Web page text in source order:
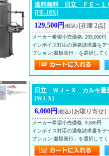
送料無料 日立 ＦＥ－
[FE-10X]
129,500円(税込) [在庫 2点]
メーカー希望小売価格: 209,000円
インボイス対応の適格請求書を
プション:書類発行」を選択して
日立 ＷＪ－Ｘ カルキ量
[WJ-X]
6,000円(税込) [お取り寄せ]
メーカー希望小売価格: 9,680円
インボイス対応の適格請求書を
プション:書類発行」を選択して